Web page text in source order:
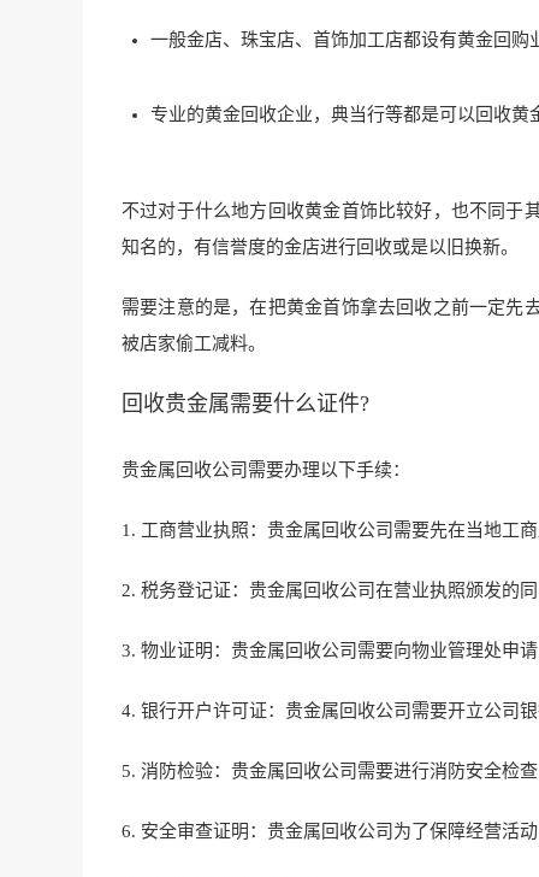
一般金店、珠宝店、首饰加工店都设有黄金回购
专业的黄金回收企业，典当行等都是可以回收黄
不过对于什么地方回收黄金首饰比较好，也不同于
知名的，有信誉度的金店进行回收或是以旧换新。
需要注意的是，在把黄金首饰拿去回收之前一定先
被店家偷工减料。
回收贵金属需要什么证件?
贵金属回收公司需要办理以下手续：
1. 工商营业执照：贵金属回收公司需要先在当地工
2. 税务登记证：贵金属回收公司在营业执照颁发的
3. 物业证明：贵金属回收公司需要向物业管理处申
4. 银行开户许可证：贵金属回收公司需要开立公司
5. 消防检验：贵金属回收公司需要进行消防安全检
6. 安全审查证明：贵金属回收公司为了保障经营活